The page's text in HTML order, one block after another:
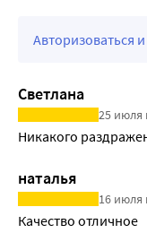
Авторизоваться
Светлана
25 июля
Никакого
наталья
16 июля
Качество отличное